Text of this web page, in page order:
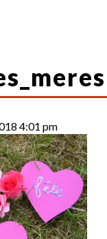
4:01 pm